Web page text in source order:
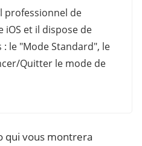
professionnel de
et il dispose de
le "Mode Standard", le
Quitter le mode de
qui vous montrera